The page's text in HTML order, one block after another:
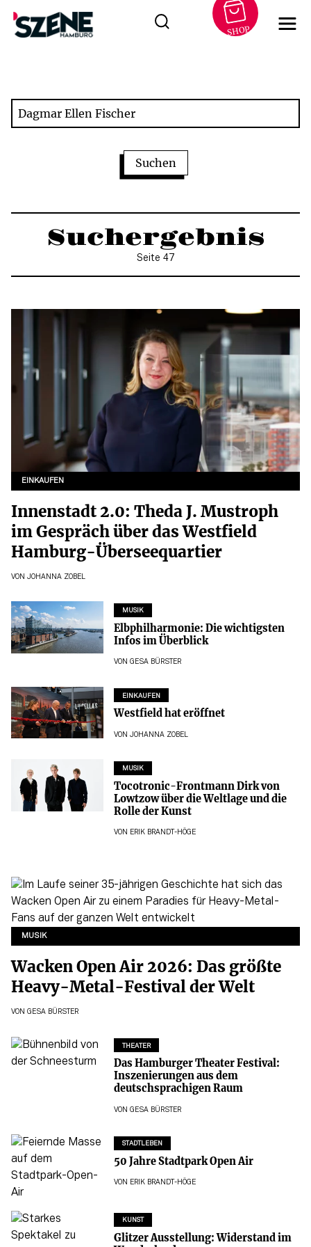
SHOP
Suchergebnis
Seite 47
EINKAUFEN
Innenstadt 2.0: Theda J. Mustroph
im Gespräch über das Westfield
Hamburg-Überseequartier
VON JOHANNA ZOBEL
MUSIK
Elbphilharmonie: Die wichtigsten
Infos im Überblick
VON GESA BÜRSTER
EINKAUFEN
Westfield hat eröffnet
VON JOHANNA ZOBEL
MUSIK
Tocotronic-Frontmann Dirk von
Lowtzow über die Weltlage und die
Rolle der Kunst
VON ERIK BRANDT-HÖGE
MUSIK
Wacken Open Air 2026: Das größte
Heavy-Metal-Festival der Welt
VON GESA BÜRSTER
THEATER
Das Hamburger Theater Festival:
Inszenierungen aus dem
deutschsprachigen Raum
VON GESA BÜRSTER
STADTLEBEN
50 Jahre Stadtpark Open Air
VON ERIK BRANDT-HÖGE
KUNST
Glitzer Ausstellung: Widerstand im